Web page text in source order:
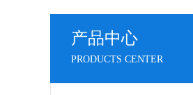
产品中心
PRODUCTS CENTER